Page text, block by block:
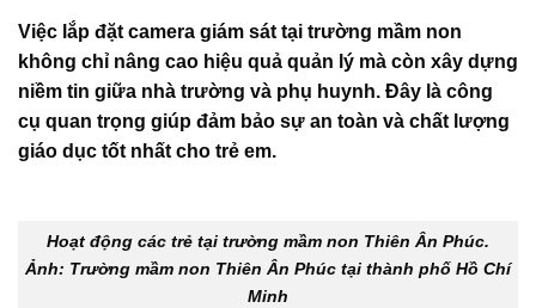
Việc lắp đặt camera giám sát tại trường mầm non
không chỉ nâng cao hiệu quả quản lý mà còn xây dựng
niềm tin giữa nhà trường và phụ huynh. Đây là công
cụ quan trọng giúp đảm bảo sự an toàn và chất lượng
giáo dục tốt nhất cho trẻ em.
Hoạt động các trẻ tại trường mầm non Thiên Ân Phúc.
Ảnh: Trường mầm non Thiên Ân Phúc tại thành phố Hồ Chí
Minh